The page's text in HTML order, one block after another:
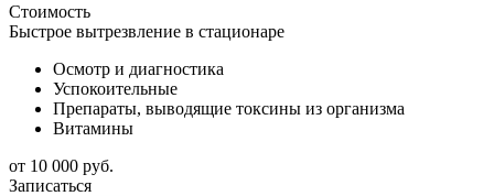
Стоимость
Быстрое вытрезвление в стационаре
Осмотр и диагностика
Успокоительные
Препараты, выводящие токсины из организма
Витамины
от 10 000 руб.
Записаться